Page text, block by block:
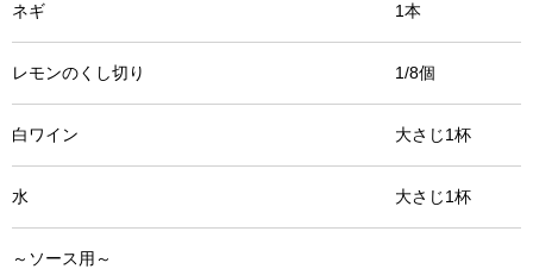
ネギ 1本
レモンのくし切り 1/8個
白ワイン 大さじ1杯
水 大さじ1杯
～ソース用～